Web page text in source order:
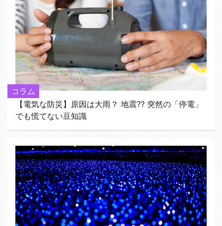
コラム
【電気な防災】原因は大雨？ 地震?? 突然の「停電」
でも慌てない豆知識